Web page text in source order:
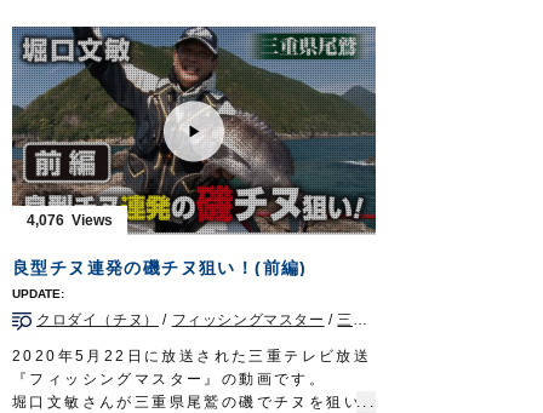
がら船の上でのネクタイやラバー交換が簡単
にできる「チェンジアップシリーズ」を使っ
たタイラバゲームを徹底解説します。
■紹介アイテム
・チェンジストッパー
・チェンジスカート
・ チェンジネクタイストレート/カーリー
・鯛ラバスプリングなど
ルアー合衆国プラス 三重テレビ放送 毎週
土曜日 22時45分～23時00分放送
OWNERMOVIE http://ownertv.jp/
オーナーばりwebsite
http://www.owner.co.jp
4,076
良型チヌ連発の磯チヌ狙い！(前編)
クロダイ（チヌ） / フィッシングマスター / 三重県
2020年5月22日に放送された三重テレビ放送
『フィッシングマスター』の動画です。
堀口文敏さんが三重県尾鷲の磯でチヌを狙い